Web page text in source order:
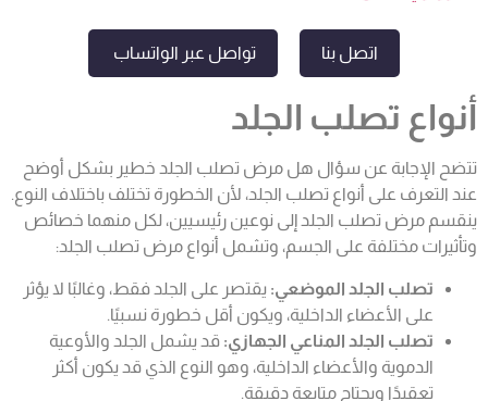
اتصل بنا تواصل عبر الواتساب
أنواع تصلب الجلد
تتضح الإجابة عن سؤال هل مرض تصلب الجلد خطير بشكل أوضح
عند التعرف على أنواع تصلب الجلد، لأن الخطورة تختلف باختلاف النوع.
ينقسم مرض تصلب الجلد إلى نوعين رئيسيين، لكل منهما خصائص
وتأثيرات مختلفة على الجسم، وتشمل أنواع مرض تصلب الجلد:
تصلب الجلد الموضعي: يقتصر على الجلد فقط، وغالبًا لا يؤثر
على الأعضاء الداخلية، ويكون أقل خطورة نسبيًا.
تصلب الجلد المناعي الجهازي: قد يشمل الجلد والأوعية
الدموية والأعضاء الداخلية، وهو النوع الذي قد يكون أكثر
تعقيدًا ويحتاج متابعة دقيقة.